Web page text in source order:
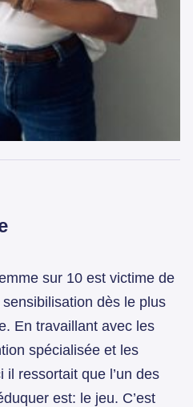
sur 10 est victime de
dès le plus
En travaillant avec les
spécialisée et les
ressortait que l’un des
est: le jeu. C’est